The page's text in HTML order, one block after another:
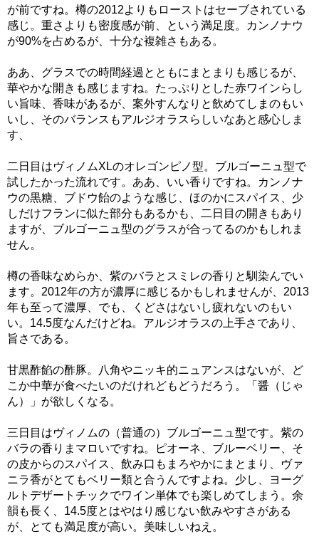
が前ですね。樽の2012よりもローストはセーブされている
感じ。重さよりも密度感が前、という満足度。カンノナウ
が90%を占めるが、十分な複雑さもある。
ああ、グラスでの時間経過とともにまとまりも感じるが、
華やかな開きも感じますね。たっぷりとした赤ワインらし
い旨味、香味があるが、案外すんなりと飲めてしまのもい
いし、そのバランスもアルジオラスらしいなあと感心しま
す、
二日目はヴィノムXLのオレゴンピノ型。ブルゴーニュ型で
試したかった流れです。ああ、いい香りですね。カンノナ
ウの黒糖、ブドウ飴のような感じ、ほのかにスパイス、少
しだけフランに似た部分もあるかも、二日目の開きもあり
ますが、ブルゴーニュ型のグラスが合ってるのかもしれま
せん。
樽の香味なめらか、紫のバラとスミレの香りと馴染んでい
ます。2012年の方が濃厚に感じるかもしれませんが、2013
年も至って濃厚、でも、くどさはないし疲れないのもい
い。14.5度なんだけどね。アルジオラスの上手さであり、
旨さである。
甘黒酢餡の酢豚。八角やニッキ的ニュアンスはないが、ど
こか中華が食べたいのだけれどもどうだろう。「醤（じゃ
ん）」が欲しくなる。
三日目はヴィノムの（普通の）ブルゴーニュ型です。紫の
バラの香りまマロいですね。ピオーネ、ブルーベリー、そ
の皮からのスパイス、飲み口もまろやかにまとまり、ヴァ
ニラ香がとてもベリー類と合うんですよね。少し、ヨーグ
ルトデザートチックでワイン単体でも楽しめてしまう。余
韻も長く、14.5度とはやはり感じない飲みやすさがある
が、とても満足度が高い。美味しいねえ。